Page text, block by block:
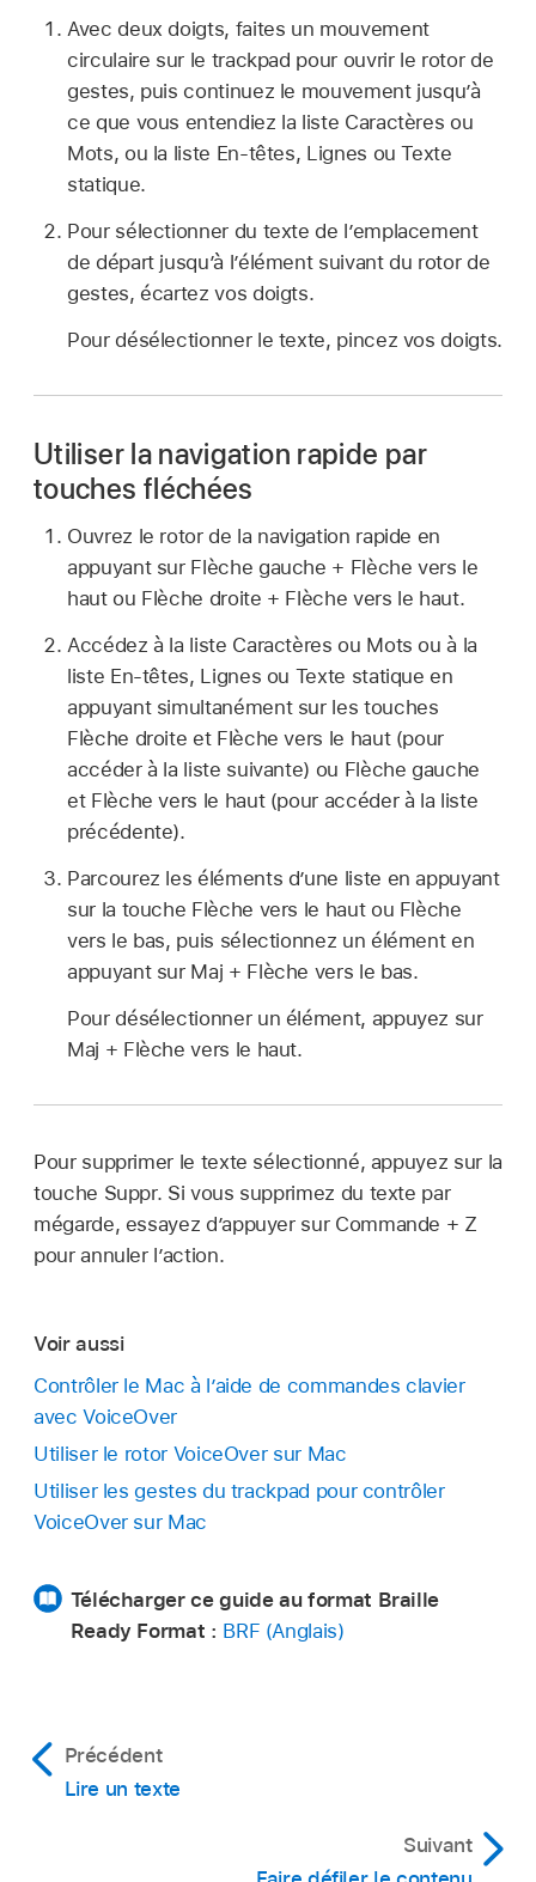
Avec deux doigts, faites un mouvement
circulaire sur le trackpad pour ouvrir le rotor de
gestes, puis continuez le mouvement jusqu’à
ce que vous entendiez la liste Caractères ou
Mots, ou la liste En-têtes, Lignes ou Texte
statique.
Pour sélectionner du texte de l’emplacement
de départ jusqu’à l’élément suivant du rotor de
gestes, écartez vos doigts.
Pour désélectionner le texte, pincez vos doigts.
Utiliser la navigation rapide par
touches fléchées
Ouvrez le rotor de la navigation rapide en
appuyant sur Flèche gauche + Flèche vers le
haut ou Flèche droite + Flèche vers le haut.
Accédez à la liste Caractères ou Mots ou à la
liste En-têtes, Lignes ou Texte statique en
appuyant simultanément sur les touches
Flèche droite et Flèche vers le haut (pour
accéder à la liste suivante) ou Flèche gauche
et Flèche vers le haut (pour accéder à la liste
précédente).
Parcourez les éléments d’une liste en appuyant
sur la touche Flèche vers le haut ou Flèche
vers le bas, puis sélectionnez un élément en
appuyant sur Maj + Flèche vers le bas.
Pour désélectionner un élément, appuyez sur
Maj + Flèche vers le haut.
Pour supprimer le texte sélectionné, appuyez sur la
touche Suppr. Si vous supprimez du texte par
mégarde, essayez d’appuyer sur Commande + Z
pour annuler l’action.
Voir aussi
Contrôler le Mac à l’aide de commandes clavier
avec VoiceOver
Utiliser le rotor VoiceOver sur Mac
Utiliser les gestes du trackpad pour contrôler
VoiceOver sur Mac
Télécharger ce guide au format Braille
Ready Format : BRF (Anglais)
Précédent
Lire un texte
Suivant